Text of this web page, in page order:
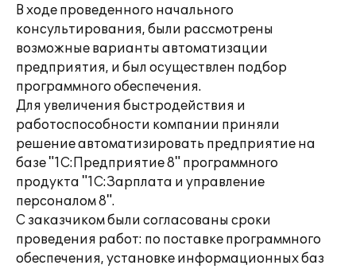
В ходе проведенного начального
консультирования, были рассмотрены
возможные варианты автоматизации
предприятия, и был осуществлен подбор
программного обеспечения.
Для увеличения быстродействия и
работоспособности компании приняли
решение автоматизировать предприятие на
базе "1С:Предприятие 8" программного
продукта "1С:Зарплата и управление
персоналом 8".
С заказчиком были согласованы сроки
проведения работ: по поставке программного
обеспечения, установке информационных баз